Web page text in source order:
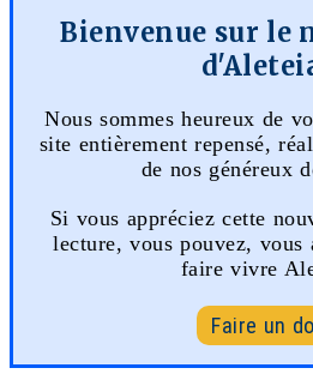
Bienvenue sur le
Nous sommes heureux de
site entièrement repensé,
de nos généreux
Si vous appréciez cette
lecture, vous pouvez, vous
faire vivre
Faire un